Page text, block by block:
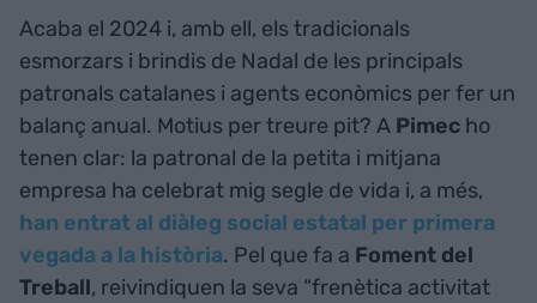
Acaba el 2024 i, amb ell, els tradicionals
esmorzars i brindis de Nadal de les principals
patronals catalanes i agents econòmics per fer un
balanç anual. Motius per treure pit? A Pimec ho
tenen clar: la patronal de la petita i mitjana
empresa ha celebrat mig segle de vida i, a més,
han entrat al diàleg social estatal per primera
vegada a la història. Pel que fa a Foment del
Treball, reivindiquen la seva “frenètica activitat